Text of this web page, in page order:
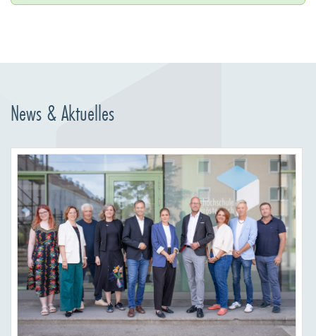
News & Aktuelles